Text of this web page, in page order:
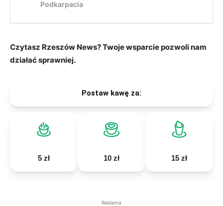
Czytasz Rzeszów News? Twoje wsparcie pozwoli nam
działać sprawniej.
Postaw kawę za:
5 zł 10 zł 15 zł
Reklama